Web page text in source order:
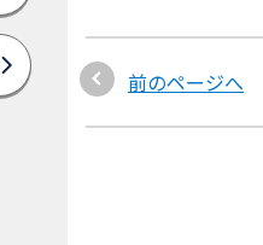
前のページへ